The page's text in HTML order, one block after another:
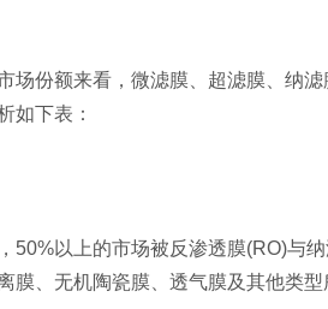
份额来看，微滤膜、超滤膜、纳滤
如下表：
以上的市场被反渗透膜(RO)与纳
膜、无机陶瓷膜、透气膜及其他类型